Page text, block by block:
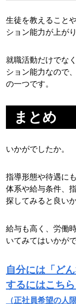
生徒を教えること
ション能力が上がり
就職活動だけでな
ション能力なので
の一つです。
まとめ
いかがでしたか。
指導形態や待遇に
体系や給与条件、
探してみると良い
給与も高く、労働
いてみてはいかが
自分には「ど
するにはこち
（正社員希望の人